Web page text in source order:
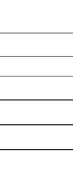
pedidos,
Acompanhe